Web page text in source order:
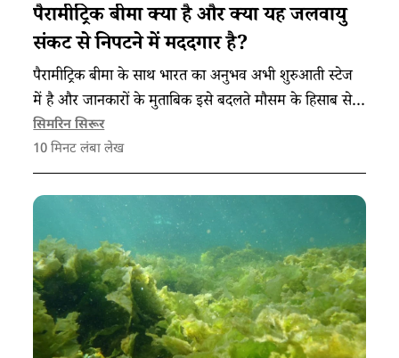
पैरामीट्रिक बीमा क्या है और क्या यह जलवायु
संकट से निपटने में मददगार है?
पैरामीट्रिक बीमा के साथ भारत का अनुभव अभी शुरुआती स्टेज
में है और जानकारों के मुताबिक इसे बदलते मौसम के हिसाब से
मौजूदा रणनीतियों को बेहतर करने वाला होना चाहिए।
सिमरिन सिरूर
10 मिनट लंबा लेख